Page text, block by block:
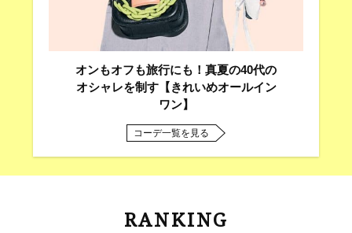
オンもオフも旅行にも！真夏の40代の
オシャレを制す【きれいめオールイン
ワン】
コーデ一覧を見る
RANKING